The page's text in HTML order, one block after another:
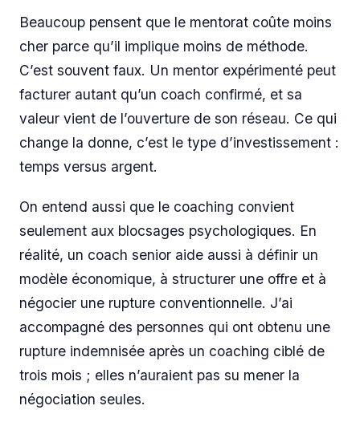
Beaucoup pensent que le mentorat coûte moins
cher parce qu’il implique moins de méthode.
C’est souvent faux. Un mentor expérimenté peut
facturer autant qu’un coach confirmé, et sa
valeur vient de l’ouverture de son réseau. Ce qui
change la donne, c’est le type d’investissement :
temps versus argent.
On entend aussi que le coaching convient
seulement aux blocsages psychologiques. En
réalité, un coach senior aide aussi à définir un
modèle économique, à structurer une offre et à
négocier une rupture conventionnelle. J’ai
accompagné des personnes qui ont obtenu une
rupture indemnisée après un coaching ciblé de
trois mois ; elles n’auraient pas su mener la
négociation seules.